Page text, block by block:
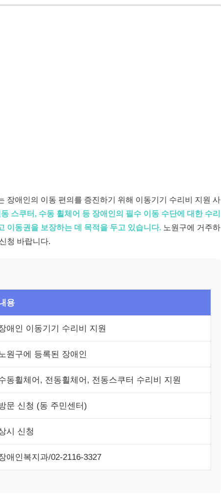
장애인의 이동 편의를 증진하기 위해 이동기기 수리비 지원 사
스쿠터, 수동 휠체어 등 장애인의 필수 이동 수단에 대한 수리
이동권을 보장하는 데 목적을 두고 있습니다. 노원구에 거주하
청 바랍니다.
용
애인 이동기기 수리비 지원
원구에 등록된 장애인
동휠체어, 전동휠체어, 전동스쿠터 수리비 지원
문 신청 (동 주민센터)
시 신청
애인복지과/02-2116-3327